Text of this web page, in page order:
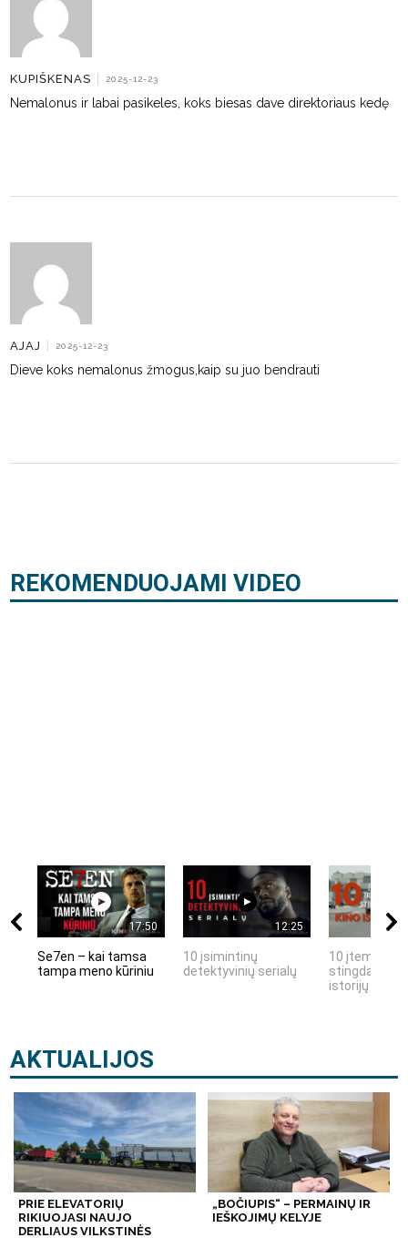
KUPIŠKENAS | 2025-12-23
Nemalonus ir labai pasikeles, koks biesas dave direktoriaus kedę
AJAJ | 2025-12-23
Dieve koks nemalonus žmogus,kaip su juo bendrauti
REKOMENDUOJAMI VIDEO
17:50
Se7en – kai tamsa
tampa meno kūriniu
12:25
10 įsimintinų
detektyvinių serialų
10 įtemptų,
stingdančių
istorijų
AKTUALIJOS
PRIE ELEVATORIŲ
RIKIUOJASI NAUJO
DERLIAUS VILKSTINĖS
„BOČIUPIS“ – PERMAINŲ IR
IEŠKOJIMŲ KELYJE